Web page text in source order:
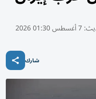
7 أغسطس 01:30 2026
شارك